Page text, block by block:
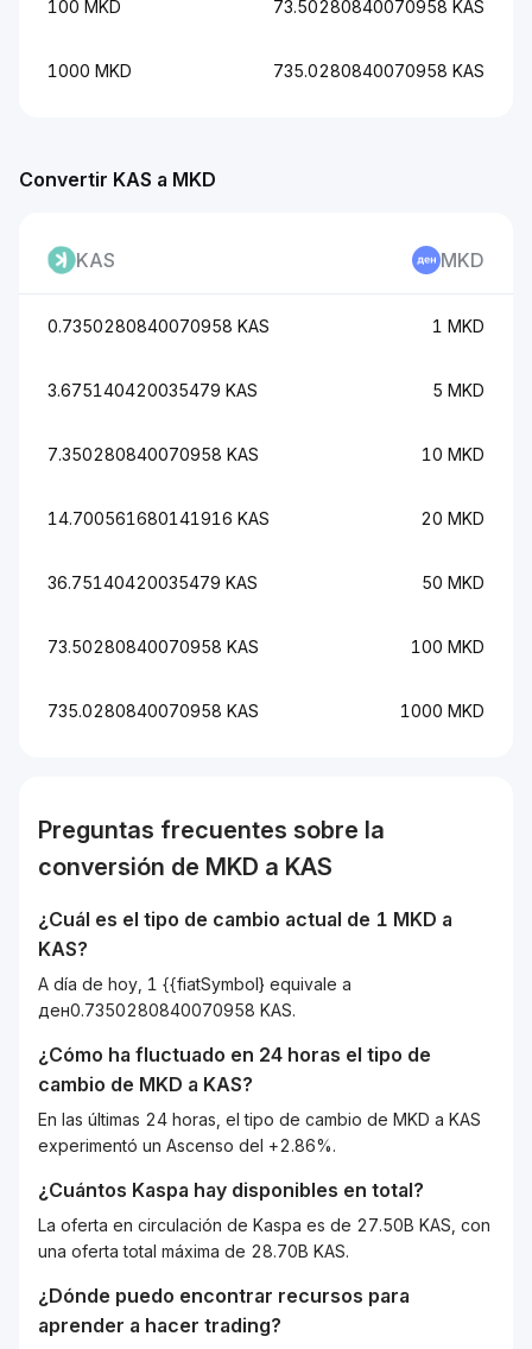
Convertir KAS a MKD
KAS MKD
0.7350280840070958 KAS 1 MKD
3.675140420035479 KAS 5 MKD
7.350280840070958 KAS 10 MKD
14.700561680141916 KAS 20 MKD
36.75140420035479 KAS 50 MKD
73.50280840070958 KAS 100 MKD
735.0280840070958 KAS 1000 MKD
100 MKD 73.50280840070958 KAS
1000 MKD 735.0280840070958 KAS
Preguntas frecuentes sobre la
conversión de MKD a KAS
¿Cuál es el tipo de cambio actual de 1 MKD a
KAS?
A día de hoy, 1 {{fiatSymbol} equivale a
ден0.7350280840070958 KAS.
¿Cómo ha fluctuado en 24 horas el tipo de
cambio de MKD a KAS?
En las últimas 24 horas, el tipo de cambio de MKD a KAS
experimentó un Ascenso del +2.86%.
¿Cuántos Kaspa hay disponibles en total?
La oferta en circulación de Kaspa es de 27.50B KAS, con
una oferta total máxima de 28.70B KAS.
¿Dónde puedo encontrar recursos para
aprender a hacer trading?